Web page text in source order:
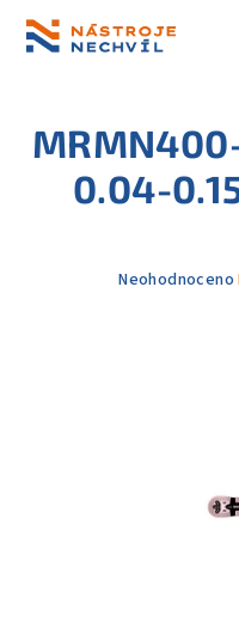
obsah
0.04-
Průměrné
Neohodnoceno